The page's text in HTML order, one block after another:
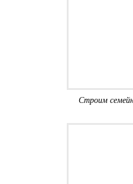
Строим